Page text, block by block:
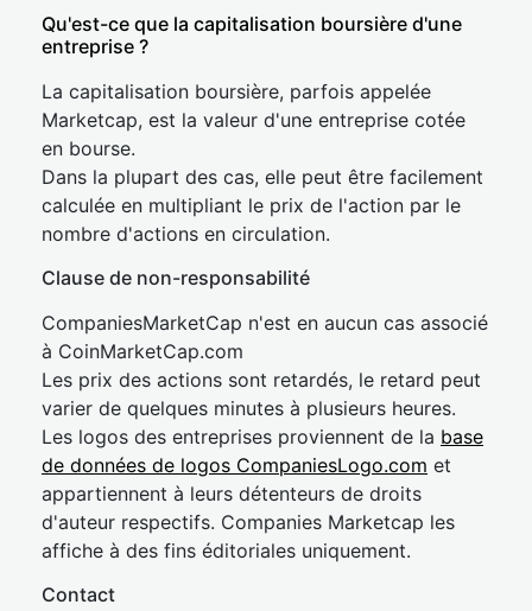
Qu'est-ce que la capitalisation boursière d'une
entreprise ?
La capitalisation boursière, parfois appelée
Marketcap, est la valeur d'une entreprise cotée
en bourse.
Dans la plupart des cas, elle peut être facilement
calculée en multipliant le prix de l'action par le
nombre d'actions en circulation.
Clause de non-responsabilité
CompaniesMarketCap n'est en aucun cas associé
à CoinMarketCap.com
Les prix des actions sont retardés, le retard peut
varier de quelques minutes à plusieurs heures.
Les logos des entreprises proviennent de la base
de données de logos CompaniesLogo.com et
appartiennent à leurs détenteurs de droits
d'auteur respectifs. Companies Marketcap les
affiche à des fins éditoriales uniquement.
Contact